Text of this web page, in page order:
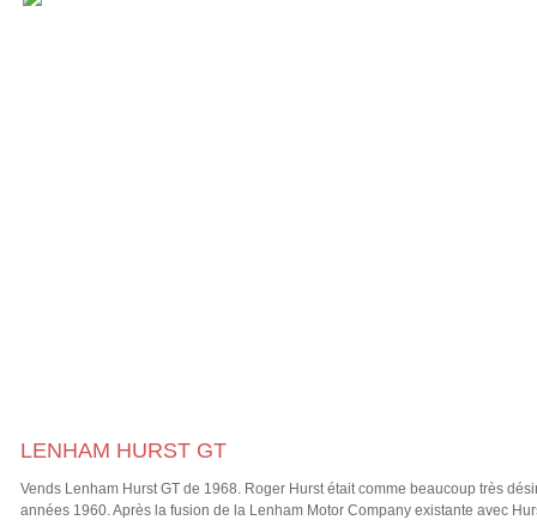
LENHAM HURST GT
Vends Lenham Hurst GT de 1968. Roger Hurst était comme beaucoup très
années 1960. Après la fusion de la Lenham Motor Company existante avec